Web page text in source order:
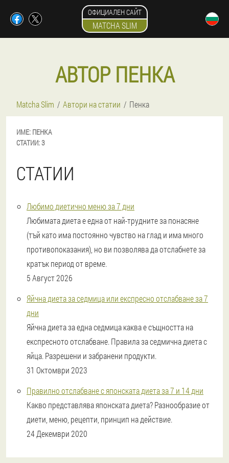
ОФИЦИАЛЕН САЙТ
MATCHA SLIM
АВТОР ПЕНКА
Matcha Slim Автори на статии Пенка
ИМЕ: ПЕНКА
СТАТИИ:3
СТАТИИ
Любимо диетично меню за 7 дни
Любимата диета е една от най-трудните за понасяне
(тъй като има постоянно чувство на глад и има много
противопоказания), но ви позволява да отслабнете за
кратък период от време.
5 Август 2026
Яйчна диета за седмица или експресно отслабване за 7
дни
Яйчна диета за една седмица каква е същността на
експресното отслабване. Правила за седмична диета с
яйца. Разрешени и забранени продукти.
31 Октомври 2023
Правилно отслабване с японската диета за 7 и 14 дни
Какво представлява японската диета? Разнообразие от
диети, меню, рецепти, принцип на действие.
24 Декември 2020